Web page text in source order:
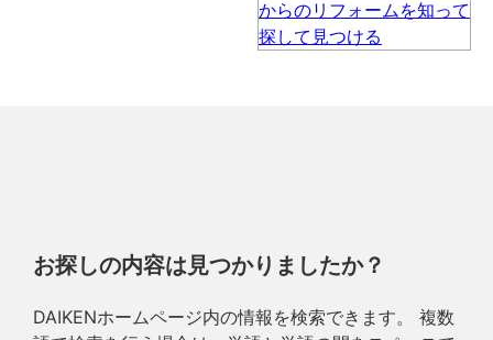
お探しの内容は見つかりましたか？
DAIKENホームページ内の情報を検索できます。 複数